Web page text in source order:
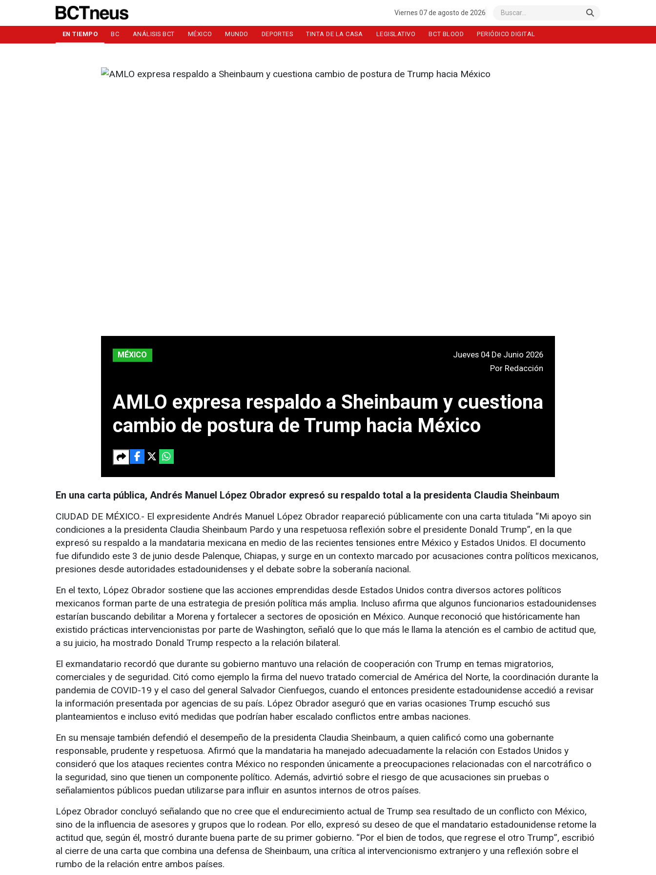
Viernes 07 de agosto de 2026 Buscar
EN TIEMPO BC ANÁLISIS BCT MÉXICO MUNDO DEPORTES TINTA DE LA CASA LEGISLATIVO BCT BLOOD PERIÓDICO DIGITAL
MÉXICO
Jueves 04 De Junio 2026
Por Redacción
AMLO expresa respaldo a Sheinbaum y cuestiona
cambio de postura de Trump hacia México
En una carta pública, Andrés Manuel López Obrador expresó su respaldo total a la presidenta Claudia Sheinbaum
CIUDAD DE MÉXICO.- El expresidente Andrés Manuel López Obrador reapareció públicamente con una carta titulada “Mi apoyo sin
condiciones a la presidenta Claudia Sheinbaum Pardo y una respetuosa reflexión sobre el presidente Donald Trump”, en la que
expresó su respaldo a la mandataria mexicana en medio de las recientes tensiones entre México y Estados Unidos. El documento
fue difundido este 3 de junio desde Palenque, Chiapas, y surge en un contexto marcado por acusaciones contra políticos mexicanos,
presiones desde autoridades estadounidenses y el debate sobre la soberanía nacional.
En el texto, López Obrador sostiene que las acciones emprendidas desde Estados Unidos contra diversos actores políticos
mexicanos forman parte de una estrategia de presión política más amplia. Incluso afirma que algunos funcionarios estadounidenses
estarían buscando debilitar a Morena y fortalecer a sectores de oposición en México. Aunque reconoció que históricamente han
existido prácticas intervencionistas por parte de Washington, señaló que lo que más le llama la atención es el cambio de actitud que,
a su juicio, ha mostrado Donald Trump respecto a la relación bilateral.
El exmandatario recordó que durante su gobierno mantuvo una relación de cooperación con Trump en temas migratorios,
comerciales y de seguridad. Citó como ejemplo la firma del nuevo tratado comercial de América del Norte, la coordinación durante la
pandemia de COVID-19 y el caso del general Salvador Cienfuegos, cuando el entonces presidente estadounidense accedió a revisar
la información presentada por agencias de su país. López Obrador aseguró que en varias ocasiones Trump escuchó sus
planteamientos e incluso evitó medidas que podrían haber escalado conflictos entre ambas naciones.
En su mensaje también defendió el desempeño de la presidenta Claudia Sheinbaum, a quien calificó como una gobernante
responsable, prudente y respetuosa. Afirmó que la mandataria ha manejado adecuadamente la relación con Estados Unidos y
consideró que los ataques recientes contra México no responden únicamente a preocupaciones relacionadas con el narcotráfico o
la seguridad, sino que tienen un componente político. Además, advirtió sobre el riesgo de que acusaciones sin pruebas o
señalamientos públicos puedan utilizarse para influir en asuntos internos de otros países.
López Obrador concluyó señalando que no cree que el endurecimiento actual de Trump sea resultado de un conflicto con México,
sino de la influencia de asesores y grupos que lo rodean. Por ello, expresó su deseo de que el mandatario estadounidense retome la
actitud que, según él, mostró durante buena parte de su primer gobierno. “Por el bien de todos, que regrese el otro Trump”, escribió
al cierre de una carta que combina una defensa de Sheinbaum, una crítica al intervencionismo extranjero y una reflexión sobre el
rumbo de la relación entre ambos países.